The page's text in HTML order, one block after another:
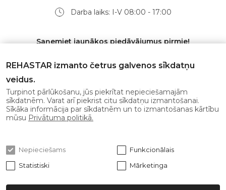
Darba laiks: I-V 08:00 - 17:00
Saņemiet jaunākos piedāvājumus pirmie!
Abonēt
REHASTAR izmanto četrus galvenos sīkdatņu
veidus.
Turpinot pārlūkošanu, jūs piekrītat nepieciešamajām
sīkdatnēm. Varat arī piekrist citu sīkdatņu izmantošanai.
Sīkāka informācija par sīkdatnēm un to izmantošanas kārtību
mūsu Privātuma politikā.
Nepieciešams
Funkcionālais
Statistiski
Mārketinga